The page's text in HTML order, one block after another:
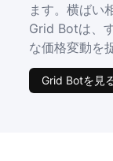
ます。横ばい
Grid Botは、
な価格変動を
Grid Botを見